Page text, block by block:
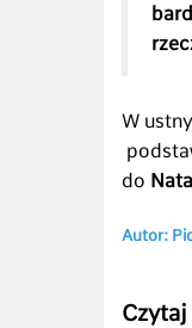
W
do
Autor: